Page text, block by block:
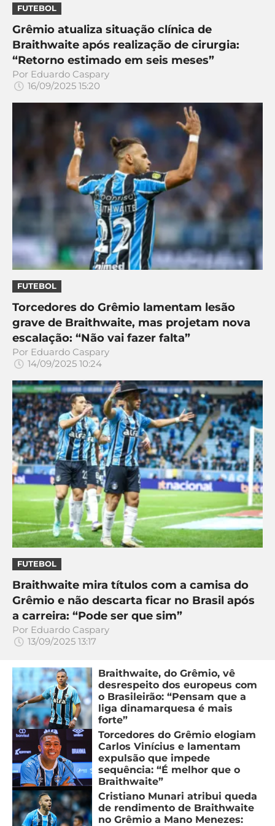
ONLINE
2026
GRÊMIO
ATLÉTICO
MG
CRUZEIRO
LALIGA
FUTEBOL
Grêmio atualiza situação clínica de
Braithwaite após realização de cirurgia:
“Retorno estimado em seis meses”
Por Eduardo Caspary
16/09/2025 15:20
FUTEBOL
Torcedores do Grêmio lamentam lesão
grave de Braithwaite, mas projetam nova
escalação: “Não vai fazer falta”
Por Eduardo Caspary
14/09/2025 10:24
FUTEBOL
Braithwaite mira títulos com a camisa do
Grêmio e não descarta ficar no Brasil após
a carreira: “Pode ser que sim”
Por Eduardo Caspary
13/09/2025 13:17
Braithwaite, do Grêmio, vê
desrespeito dos europeus com
o Brasileirão: “Pensam que a
liga dinamarquesa é mais
forte”
Torcedores do Grêmio elogiam
Carlos Vinícius e lamentam
expulsão que impede
sequência: “É melhor que o
Braithwaite”
Cristiano Munari atribui queda
de rendimento de Braithwaite
no Grêmio a Mano Menezes: